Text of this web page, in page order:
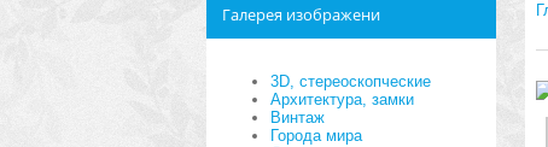
Галерея изображени
3D, стереоскопческие
Архитектура, замки
Винтаж
Города мира